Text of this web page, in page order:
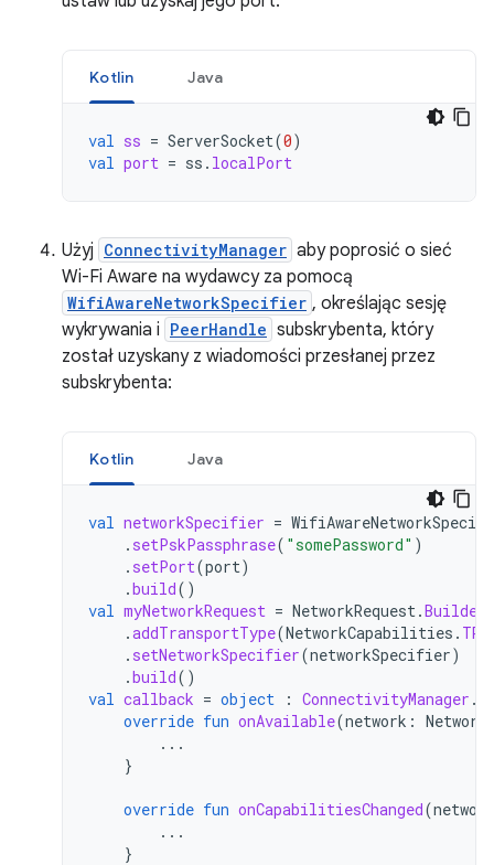
Kotlin Java
val ss = ServerSocket(0)
val port = ss . localPort
Użyj ConnectivityManager aby poprosić o sieć
Wi-Fi Aware na wydawcy za pomocą
WifiAwareNetworkSpecifier , określając sesję
wykrywania i PeerHandle subskrybenta, który
został uzyskany z wiadomości przesłanej przez
subskrybenta:
Kotlin Java
val networkSpecifier =
. setPskPassphrase( "somePassword" )
. setPort(port)
.build()
val myNetworkRequest = NetworkRequest.Builder
.addTransportType(NetworkCapabilities .
. setNetworkSpecifier(networkSpecifier)
.build()
val callback = object : ConnectivityManager .
override fun onAvailable(network : Network
...
}
override fun onCapabilitiesChanged(network
...
}